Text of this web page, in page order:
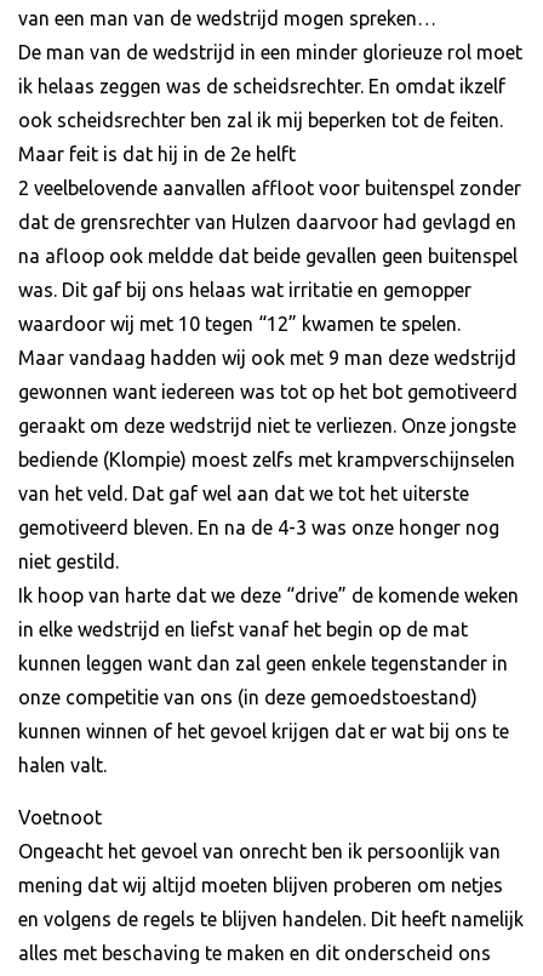
van een man van de wedstrijd mogen spreken…
De man van de wedstrijd in een minder glorieuze rol moet
ik helaas zeggen was de scheidsrechter. En omdat ikzelf
ook scheidsrechter ben zal ik mij beperken tot de feiten.
Maar feit is dat hij in de 2e helft
2 veelbelovende aanvallen affloot voor buitenspel zonder
dat de grensrechter van Hulzen daarvoor had gevlagd en
na afloop ook meldde dat beide gevallen geen buitenspel
was. Dit gaf bij ons helaas wat irritatie en gemopper
waardoor wij met 10 tegen “12” kwamen te spelen.
Maar vandaag hadden wij ook met 9 man deze wedstrijd
gewonnen want iedereen was tot op het bot gemotiveerd
geraakt om deze wedstrijd niet te verliezen. Onze jongste
bediende (Klompie) moest zelfs met krampverschijnselen
van het veld. Dat gaf wel aan dat we tot het uiterste
gemotiveerd bleven. En na de 4-3 was onze honger nog
niet gestild.
Ik hoop van harte dat we deze “drive” de komende weken
in elke wedstrijd en liefst vanaf het begin op de mat
kunnen leggen want dan zal geen enkele tegenstander in
onze competitie van ons (in deze gemoedstoestand)
kunnen winnen of het gevoel krijgen dat er wat bij ons te
halen valt.
Voetnoot
Ongeacht het gevoel van onrecht ben ik persoonlijk van
mening dat wij altijd moeten blijven proberen om netjes
en volgens de regels te blijven handelen. Dit heeft namelijk
alles met beschaving te maken en dit onderscheid ons